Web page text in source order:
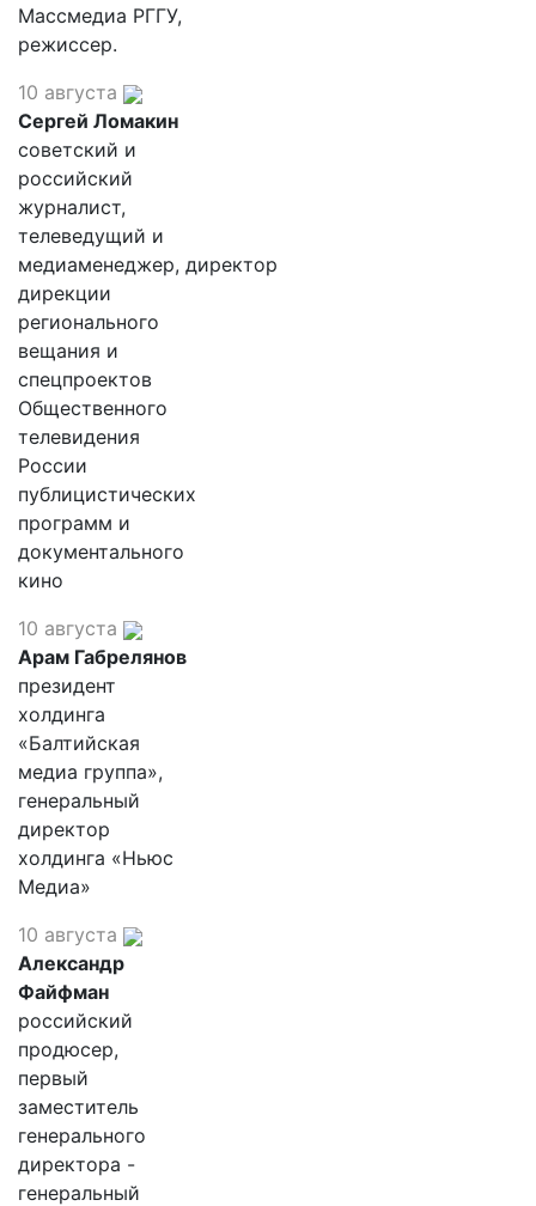
Массмедиа РГГУ,
режиссер.
10 августа
Сергей Ломакин
советский и
российский
журналист,
телеведущий и
медиаменеджер, директор
дирекции
регионального
вещания и
спецпроектов
Общественного
телевидения
России
публицистических
программ и
документального
кино
10 августа
Арам Габрелянов
президент
холдинга
«Балтийская
медиа группа»,
генеральный
директор
холдинга «Ньюс
Медиа»
10 августа
Александр
Файфман
российский
продюсер,
первый
заместитель
генерального
директора -
генеральный